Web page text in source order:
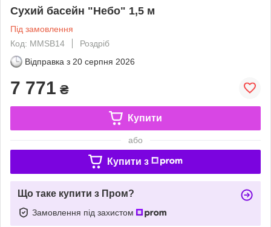
Сухий басейн "Небо" 1,5 м
Під замовлення
Код: MMSB14
Роздріб
Відправка з 20 серпня 2026
7 771 ₴
Купити
або
Купити з
Що таке купити з Пром?
Замовлення під захистом